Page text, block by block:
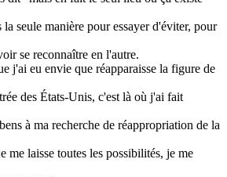
la seule manière pour essayer d'éviter, pour
se reconnaître en l'autre.
j'ai eu envie que réapparaisse la figure de
des États-Unis, c'est là où j'ai fait
à ma recherche de réappropriation de la
me laisse toutes les possibilités, je me